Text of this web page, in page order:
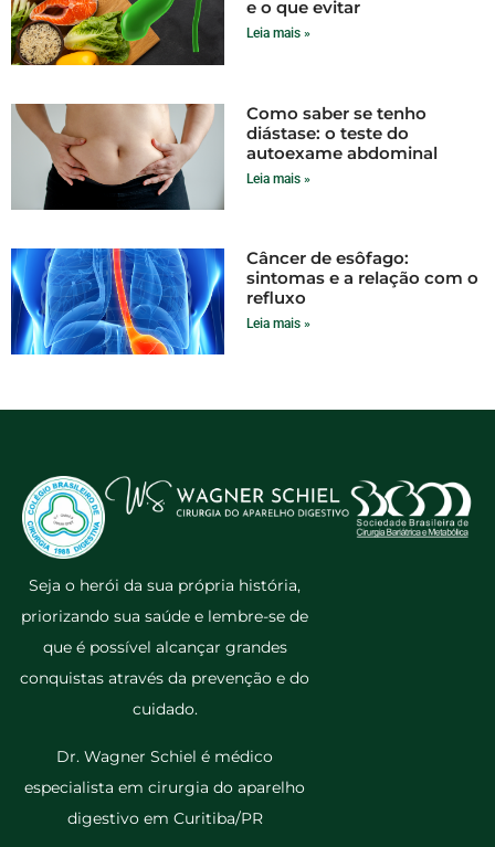
e o que evitar
Leia mais »
Como saber se tenho
diástase: o teste do
autoexame abdominal
Leia mais »
Câncer de esôfago:
sintomas e a relação com o
refluxo
Leia mais »
Seja o herói da sua própria história,
priorizando sua saúde e lembre-se de
que é possível alcançar grandes
conquistas através da prevenção e do
cuidado.
Dr. Wagner Schiel é médico
especialista em cirurgia do aparelho
digestivo em Curitiba/PR